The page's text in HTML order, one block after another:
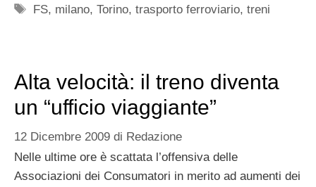
Tag
FS, milano,Torino,trasporto ferroviario,treni
Alta velocità: il treno diventa
un “ufficio viaggiante”
12 Dicembre 2009 di Redazione
Nelle ultime ore è scattata l’offensiva delle
Associazioni dei Consumatori in merito ad aumenti dei